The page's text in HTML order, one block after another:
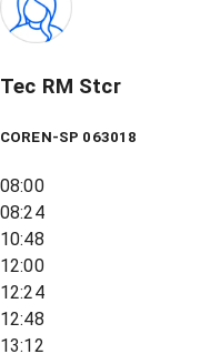
Tec RM Stcr
COREN-SP 063018
08:00
08:24
10:48
12:00
12:24
12:48
13:12